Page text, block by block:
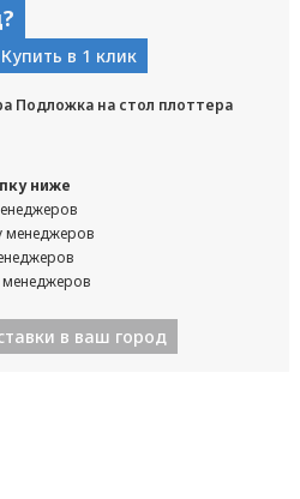
Купить в 1 клик
Подложка на стол плоттера
ниже
менеджеров
менеджеров
в ваш город